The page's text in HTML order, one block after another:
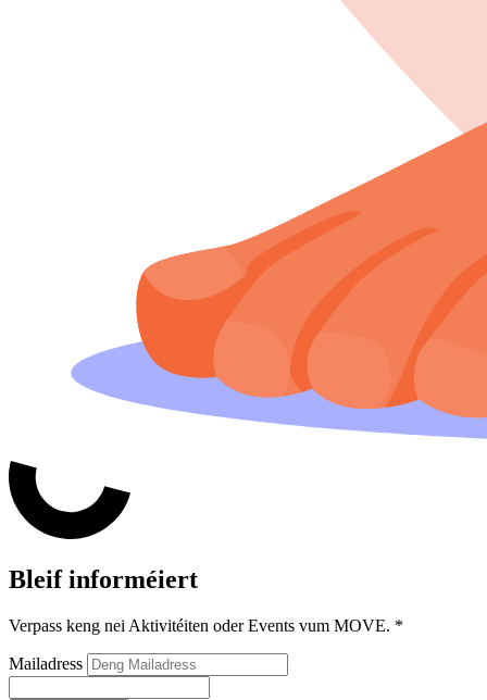
Bleif informéiert
Verpass keng nei Aktivitéiten oder Events vum MOVE. *
Mailadress